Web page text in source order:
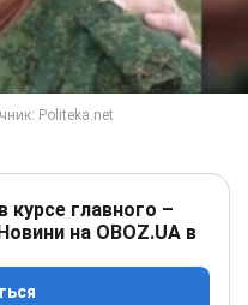
курсе главного –
на OBOZ.UA в